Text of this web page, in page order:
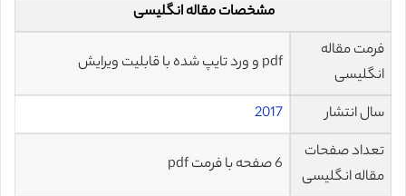
مشخصات مقاله انگلیسی
فرمت مقاله
انگلیسی
pdf و ورد تایپ شده با قابلیت ویرایش
سال انتشار
2017
تعداد صفحات
مقاله انگلیسی
6 صفحه با فرمت pdf